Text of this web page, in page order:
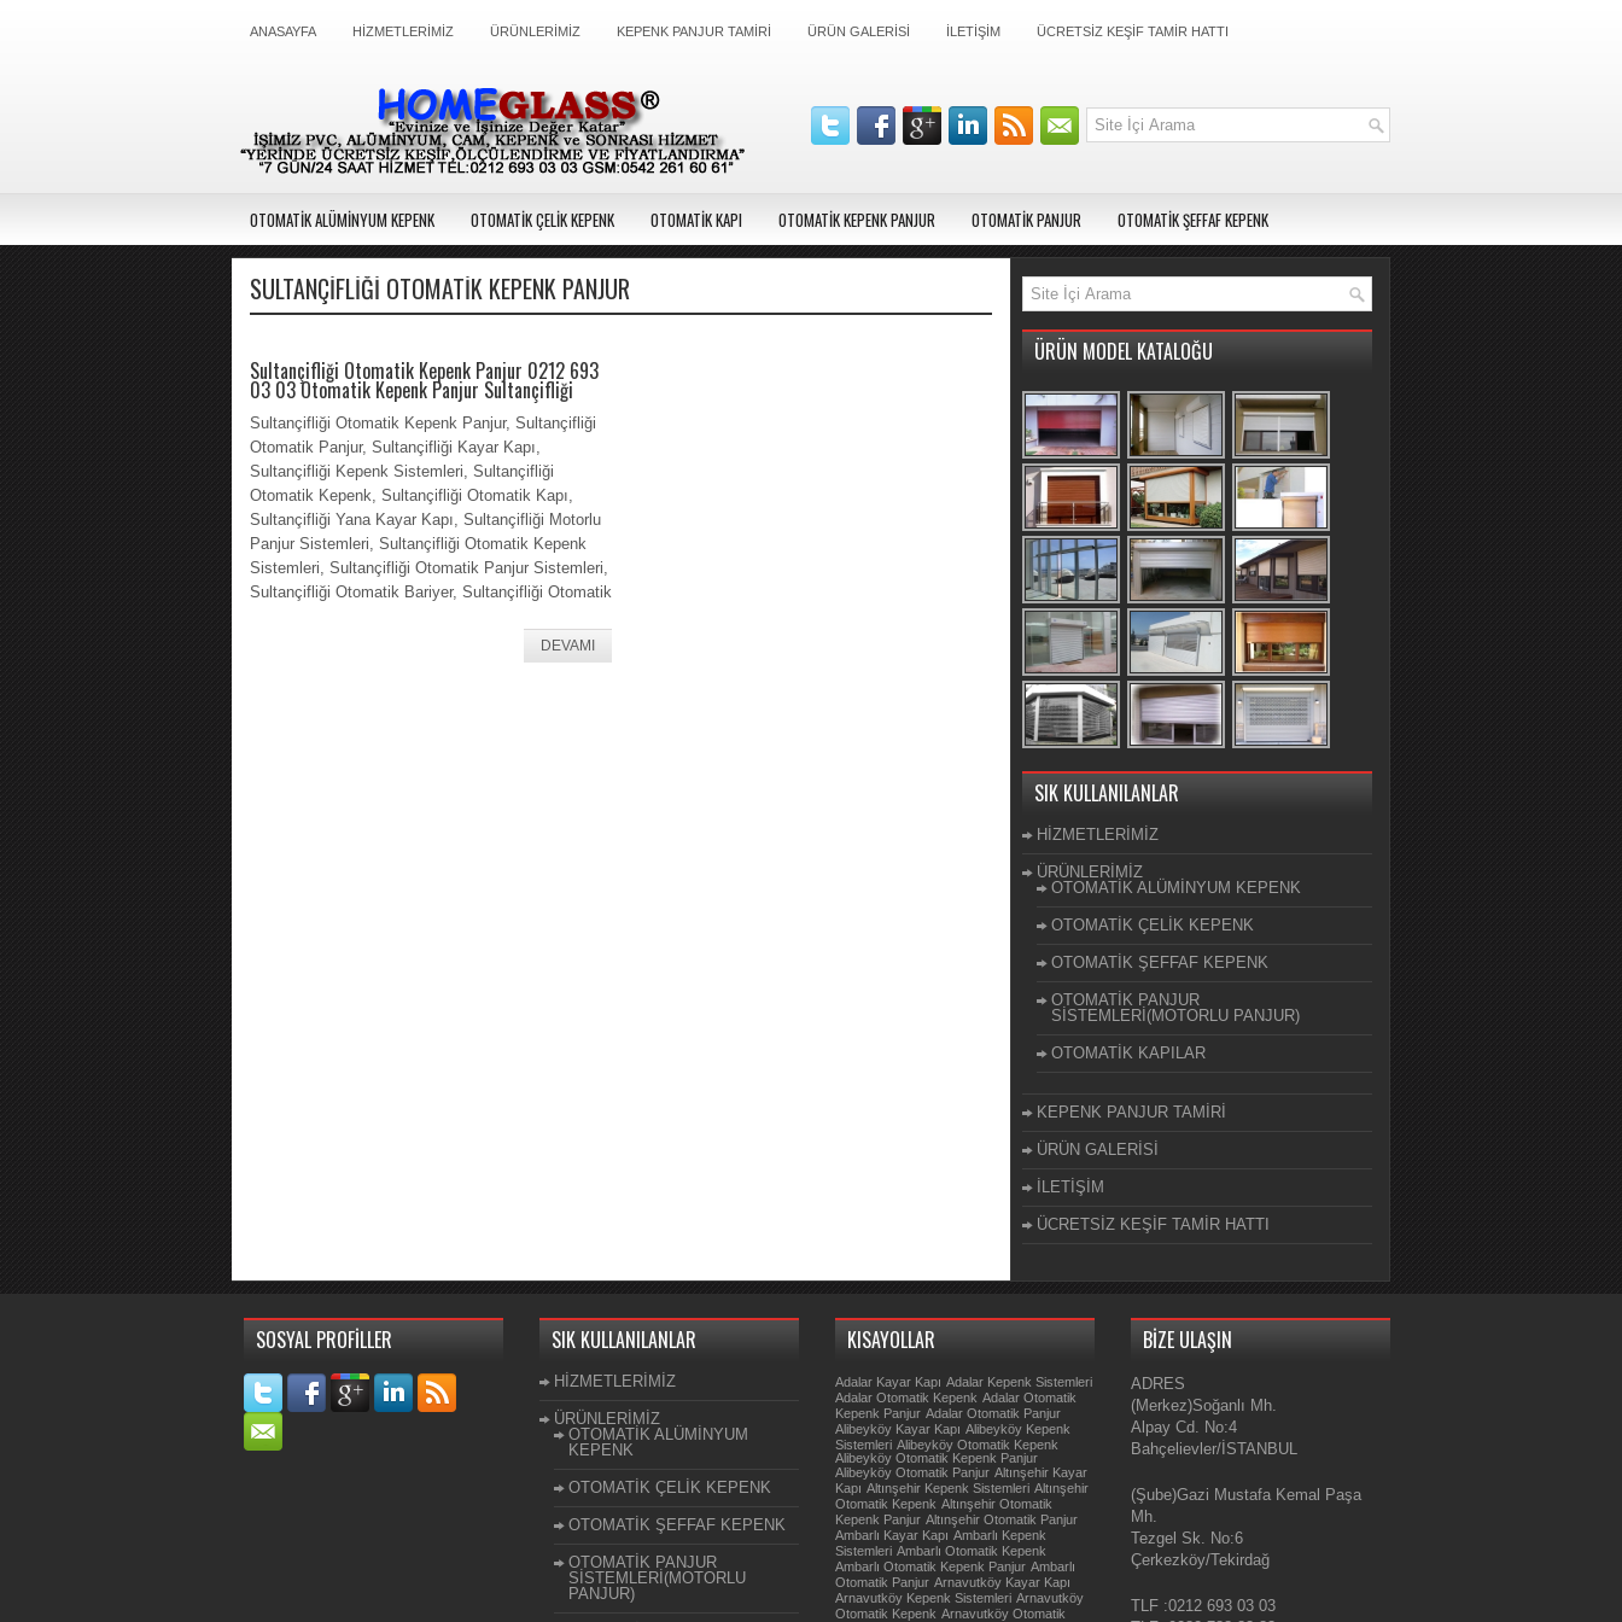
ANASAYFA HİZMETLERİMİZ ÜRÜNLERİMİZ KEPENK PANJUR TAMİRİ ÜRÜN GALERİSİ İLETİŞİM ÜCRETSİZ KEŞİF TAMİR HATTI
OTOMATİK ALÜMİNYUM KEPENK OTOMATİK ÇELİK KEPENK OTOMATİK KAPI OTOMATİK KEPENK PANJUR OTOMATİK PANJUR OTOMATİK ŞEFFAF KEPENK
SULTANÇIFLIĞI OTOMATIK KEPENK PANJUR
Sultançifliği Otomatik Kepenk Panjur 0212 693
03 03 Otomatik Kepenk Panjur Sultançifliği
Sultançifliği Otomatik Kepenk Panjur, Sultançifliği
Otomatik Panjur, Sultançifliği Kayar Kapı,
Sultançifliği Kepenk Sistemleri, Sultançifliği
Otomatik Kepenk, Sultançifliği Otomatik Kapı,
Sultançifliği Yana Kayar Kapı, Sultançifliği Motorlu
Panjur Sistemleri, Sultançifliği Otomatik Kepenk
Sistemleri, Sultançifliği Otomatik Panjur Sistemleri,
Sultançifliği Otomatik Bariyer, Sultançifliği Otomatik
DEVAMI
ÜRÜN MODEL KATALOĞU
SIK KULLANILANLAR
HİZMETLERİMİZ
ÜRÜNLERİMİZ
OTOMATİK ALÜMİNYUM KEPENK
OTOMATİK ÇELİK KEPENK
OTOMATİK ŞEFFAF KEPENK
OTOMATİK PANJUR
SİSTEMLERİ(MOTORLU PANJUR)
OTOMATİK KAPILAR
KEPENK PANJUR TAMİRİ
ÜRÜN GALERİSİ
İLETİŞİM
ÜCRETSİZ KEŞİF TAMİR HATTI
SOSYAL PROFİLLER SIK KULLANILANLAR
HİZMETLERİMİZ
ÜRÜNLERİMİZ
OTOMATİK ALÜMİNYUM
KEPENK
OTOMATİK ÇELİK KEPENK
OTOMATİK ŞEFFAF KEPENK
OTOMATİK PANJUR
SİSTEMLERİ(MOTORLU
PANJUR)
KISAYOLLAR
Adalar Kayar Kapı Adalar Kepenk Sistemleri
Adalar Otomatik Kepenk Adalar Otomatik
Kepenk Panjur Adalar Otomatik Panjur
Alibeyköy Kayar Kapı Alibeyköy Kepenk
Sistemleri Alibeyköy Otomatik Kepenk
Alibeyköy Otomatik Kepenk Panjur
Alibeyköy Otomatik Panjur Altınşehir Kayar
Kapı Altınşehir Kepenk Sistemleri Altınşehir
Otomatik Kepenk Altınşehir Otomatik
Kepenk Panjur Altınşehir Otomatik Panjur
Ambarlı Kayar Kapı Ambarlı Kepenk
Sistemleri Ambarlı Otomatik Kepenk
Ambarlı Otomatik Kepenk Panjur Ambarlı
Otomatik Panjur Arnavutköy Kayar Kapı
Arnavutköy Kepenk Sistemleri Arnavutköy
Otomatik Kepenk Arnavutköy Otomatik
BİZE ULAŞIN
ADRES
(Merkez)Soğanlı Mh.
Alpay Cd. No:4
Bahçelievler/İSTANBUL
(Şube)Gazi Mustafa Kemal Paşa
Mh.
Tezgel Sk. No:6
Çerkezköy/Tekirdağ
TLF :0212 693 03 03